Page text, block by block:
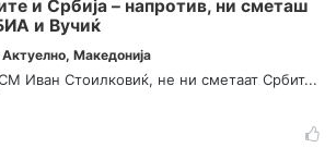
и Србија – напротив, ни сметаш
и Вучиќ
Актуелно, Македонија
Иван Стоилковиќ, не ни сметаат Србит...